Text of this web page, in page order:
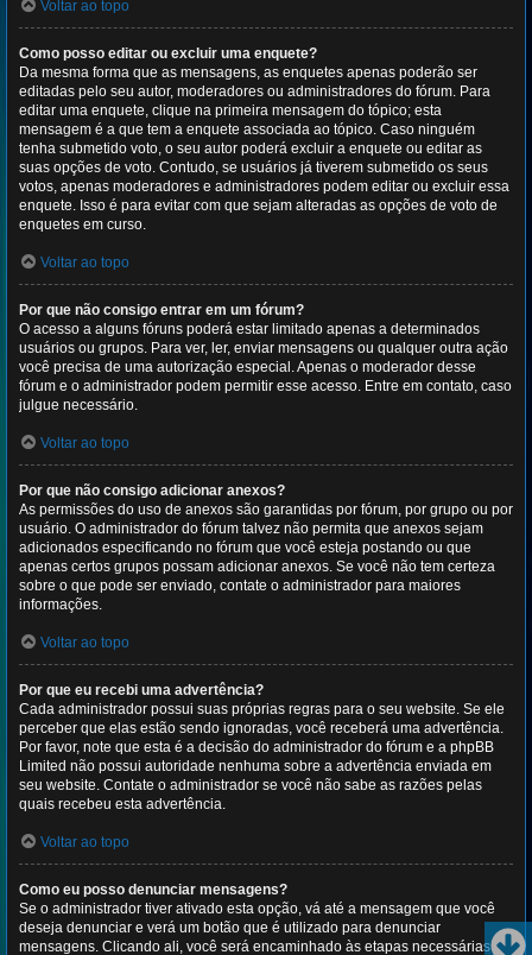
Voltar ao topo
Como posso editar ou excluir uma enquete?
Da mesma forma que as mensagens, as enquetes apenas poderão ser
editadas pelo seu autor, moderadores ou administradores do fórum. Para
editar uma enquete, clique na primeira mensagem do tópico; esta
mensagem é a que tem a enquete associada ao tópico. Caso ninguém
tenha submetido voto, o seu autor poderá excluir a enquete ou editar as
suas opções de voto. Contudo, se usuários já tiverem submetido os seus
votos, apenas moderadores e administradores podem editar ou excluir essa
enquete. Isso é para evitar com que sejam alteradas as opções de voto de
enquetes em curso.
Voltar ao topo
Por que não consigo entrar em um fórum?
O acesso a alguns fóruns poderá estar limitado apenas a determinados
usuários ou grupos. Para ver, ler, enviar mensagens ou qualquer outra ação
você precisa de uma autorização especial. Apenas o moderador desse
fórum e o administrador podem permitir esse acesso. Entre em contato, caso
julgue necessário.
Voltar ao topo
Por que não consigo adicionar anexos?
As permissões do uso de anexos são garantidas por fórum, por grupo ou por
usuário. O administrador do fórum talvez não permita que anexos sejam
adicionados especificando no fórum que você esteja postando ou que
apenas certos grupos possam adicionar anexos. Se você não tem certeza
sobre o que pode ser enviado, contate o administrador para maiores
informações.
Voltar ao topo
Por que eu recebi uma advertência?
Cada administrador possui suas próprias regras para o seu website. Se ele
perceber que elas estão sendo ignoradas, você receberá uma advertência.
Por favor, note que esta é a decisão do administrador do fórum e a phpBB
Limited não possui autoridade nenhuma sobre a advertência enviada em
seu website. Contate o administrador se você não sabe as razões pelas
quais recebeu esta advertência.
Voltar ao topo
Como eu posso denunciar mensagens?
Se o administrador tiver ativado esta opção, vá até a mensagem que você
deseja denunciar e verá um botão que é utilizado para denunciar
mensagens. Clicando ali, você será encaminhado às etapas necessárias